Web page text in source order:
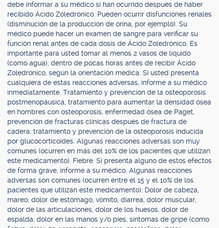
debe informar a su médico si han ocurrido después de haber
recibido Ácido Zoledrónico. Pueden ocurrir disfunciones renales
(disminución de la producción de orina, por ejemplo). Su
médico puede hacer un examen de sangre para verificar su
función renal antes de cada dosis de Ácido Zoledrónico. Es
importante para usted tomar al menos 2 vasos de líquido
(como agua), dentro de pocas horas antes de recibir Ácido
Zoledrónico, según la orientación médica. Si usted presenta
cualquiera de estas reacciones adversas, informe a su médico
inmediatamente. Tratamiento y prevención de la osteoporosis
postmenopáusica, tratamiento para aumentar la densidad ósea
en hombres con osteoporosis, enfermedad ósea de Paget,
prevención de fracturas clínicas después de fractura de
cadera, tratamiento y prevención de la osteoporosis inducida
por glucocorticoides. Algunas reacciones adversas son muy
comunes (ocurren en más del 10% de los pacientes que utilizan
este medicamento). Fiebre. Si presenta alguno de estos efectos
de forma grave, informe a su médico. Algunas reacciones
adversas son comunes (ocurren entre el 15 y el 10% de los
pacientes que utilizan este medicamento): Dolor de cabeza,
mareo, dolor de estómago, vómito, diarrea, dolor muscular,
dolor de las articulaciones, dolor de los huesos, dolor de
espalda, dolor en las manos y/o pies, síntomas de gripe (como